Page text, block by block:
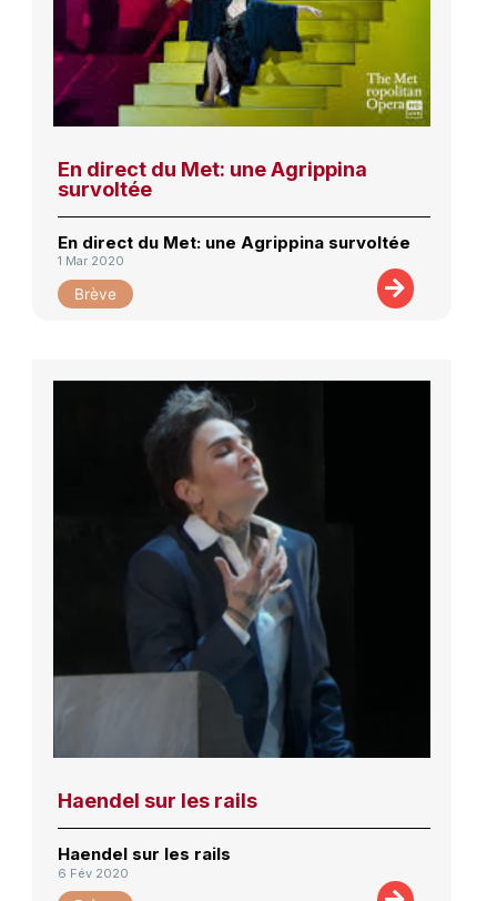
En direct du Met: une Agrippina
survoltée
En direct du Met: une Agrippina survoltée
1 Mar 2020
Brève
Haendel sur les rails
Haendel sur les rails
6 Fév 2020